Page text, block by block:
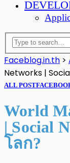
Faceblog.in.th >
Networks |
ALL POST
World
| Social
โลก?